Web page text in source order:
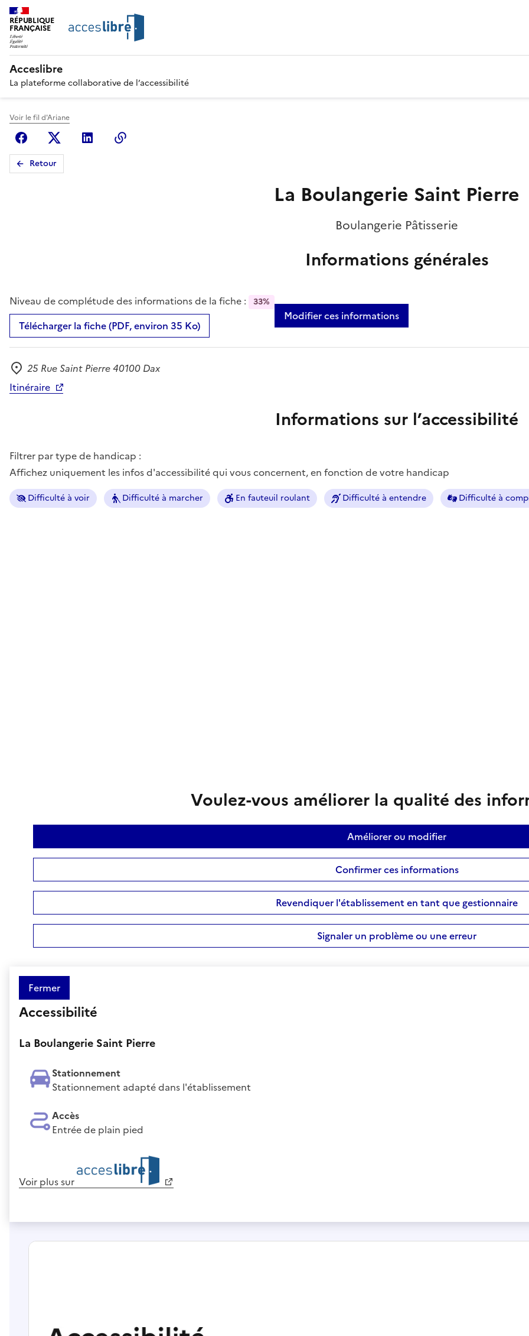
RÉPUBLIQUE
FRANÇAISE
Acceslibre
La plateforme collaborative de l’accessibilité
Voir le fil d'Ariane
FacebookX (anciennement Twitter)
Linkedin
Retour
La Boulangerie Saint Pierre
Boulangerie Pâtisserie
Informations générales
Niveau de complétude des informations de la fiche : 33%
Télécharger la fiche (PDF, environ 35 Ko)
Modifier ces informations
Adresse
25 Rue Saint Pierre 40100 Dax
Itinéraire
Informations sur l’accessibilité
Filtrer par type de handicap :
Affichez uniquement les infos d'accessibilité qui vous concernent, en fonction de votre handicap
Difficulté à voir Difficulté à marcher En fauteuil roulant Difficulté à entendre Difficulté à
Voulez-vous améliorer la qualité des
Améliorer ou modifier
Confirmer ces informations
Revendiquer l'établissement en tant que gestionnaire
Signaler un problème ou une erreur
Fermer
Accessibilité
La Boulangerie Saint Pierre
Stationnement
Stationnement adapté dans l'établissement
Accès
Entrée de plain pied
Voir plus sur